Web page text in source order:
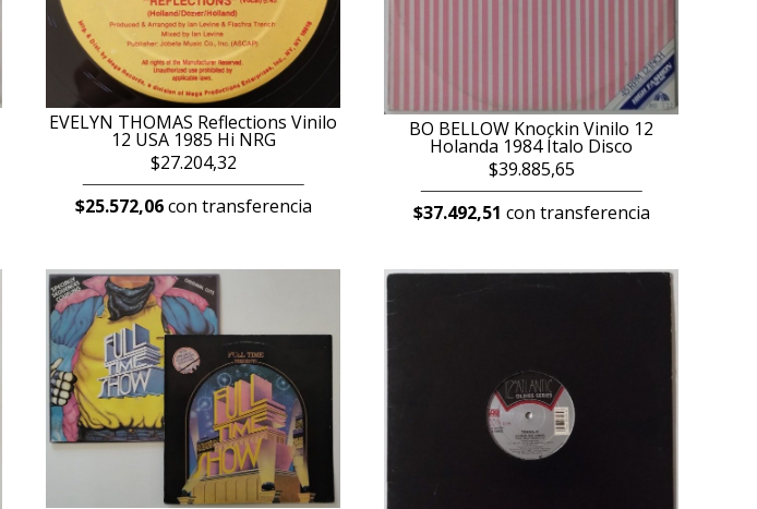
EVELYN THOMAS Reflections Vinilo
12 USA 1985 Hi NRG
$27.204,32
$25.572,06con transferencia
BO BELLOW Knockin Vinilo 12
Holanda 1984 Ítalo Disco
$39.885,65
$37.492,51 con transferencia